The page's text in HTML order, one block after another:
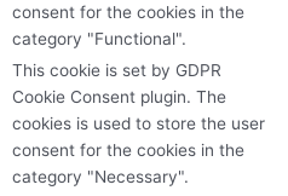
consent for the cookies in the
category "Functional".
This cookie is set by GDPR
Cookie Consent plugin. The
cookies is used to store the user
consent for the cookies in the
category "Necessary".